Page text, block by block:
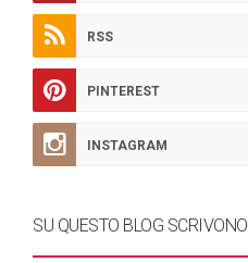
RSS
PINTEREST
INSTAGRAM
SU QUESTO BLOG SCRIVONO